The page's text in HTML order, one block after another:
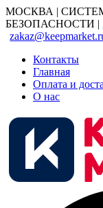
МОСКВА |
БЕЗОПАСНОСТИ |
Контакты
Главная
Оплата и
О нас